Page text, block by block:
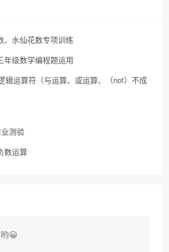
、水仙花数专项训练
年级数学编程题运用
辑运算符（与运算、或运算、（not）不成
测验
数运算